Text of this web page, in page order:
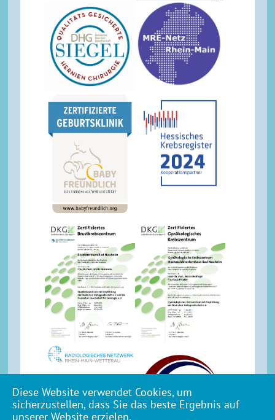
Diese Website verwendet Cookies, um
sicherzustellen, dass Sie das beste Ergebnis auf
unserer Website erzielen.